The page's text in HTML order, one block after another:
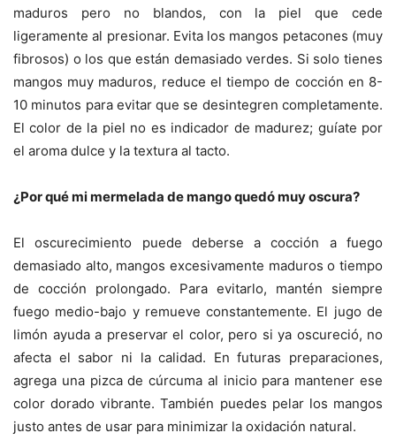
maduros pero no blandos, con la piel que cede
ligeramente al presionar. Evita los mangos petacones (muy
fibrosos) o los que están demasiado verdes. Si solo tienes
mangos muy maduros, reduce el tiempo de cocción en 8-
10 minutos para evitar que se desintegren completamente.
El color de la piel no es indicador de madurez; guíate por
el aroma dulce y la textura al tacto.
¿Por qué mi mermelada de mango quedó muy oscura?
El oscurecimiento puede deberse a cocción a fuego
demasiado alto, mangos excesivamente maduros o tiempo
de cocción prolongado. Para evitarlo, mantén siempre
fuego medio-bajo y remueve constantemente. El jugo de
limón ayuda a preservar el color, pero si ya oscureció, no
afecta el sabor ni la calidad. En futuras preparaciones,
agrega una pizca de cúrcuma al inicio para mantener ese
color dorado vibrante. También puedes pelar los mangos
justo antes de usar para minimizar la oxidación natural.